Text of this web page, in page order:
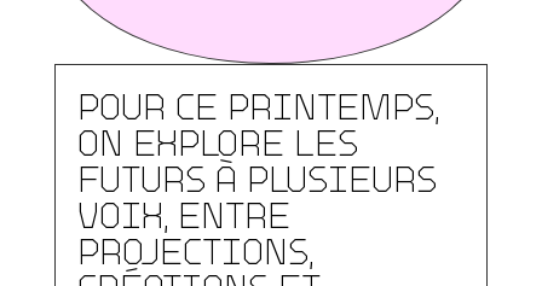
Pour ce printemps,
on explore les
futurs à plusieurs
voix, entre
projections,